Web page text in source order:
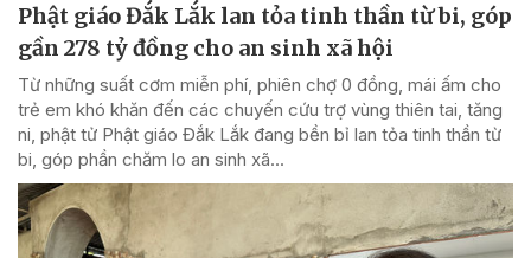
Phật giáo Đắk Lắk lan tỏa tinh thần từ bi, góp
gần 278 tỷ đồng cho an sinh xã hội
Từ những suất cơm miễn phí, phiên chợ 0 đồng, mái ấm cho
trẻ em khó khăn đến các chuyến cứu trợ vùng thiên tai, tăng
ni, phật tử Phật giáo Đắk Lắk đang bền bỉ lan tỏa tinh thần từ
bi, góp phần chăm lo an sinh xã...